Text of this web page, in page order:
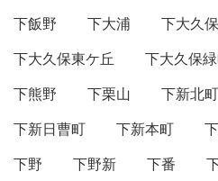
下飯野
下大浦 下大久保
下大久保東ケ丘
下大久保
下熊野
下栗山 下新北町
下新日曹町
下新本町
下野
下野新 下番